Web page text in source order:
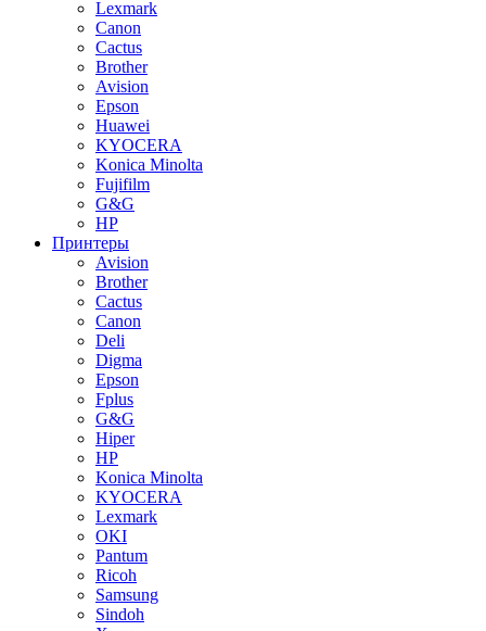
Lexmark
Canon
Cactus
Brother
Avision
Epson
Huawei
KYOCERA
Konica Minolta
Fujifilm
G&G
HP
Принтеры
Avision
Brother
Cactus
Canon
Deli
Digma
Epson
Fplus
G&G
Hiper
HP
Konica Minolta
KYOCERA
Lexmark
OKI
Pantum
Ricoh
Samsung
Sindoh